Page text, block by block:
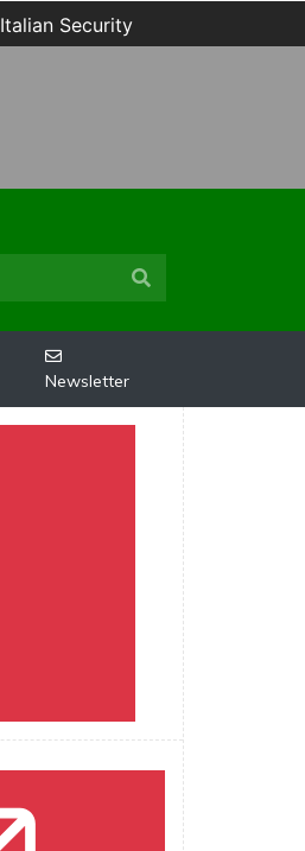
Italian Security
Newsletter